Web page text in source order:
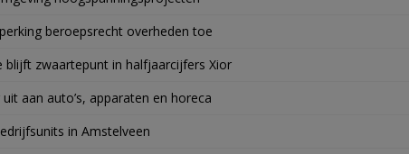
beroepsrecht overheden toe
blijft zwaartepunt in halfjaarcijfers Xior
aan auto’s, apparaten en horeca
in Amstelveen